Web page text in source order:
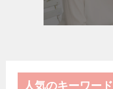
人気のキーワード